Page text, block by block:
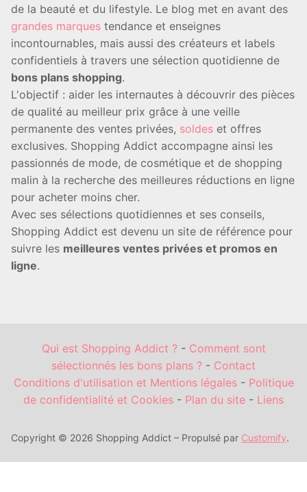
de la beauté et du lifestyle. Le blog met en avant des
grandes marques tendance et enseignes
incontournables, mais aussi des créateurs et labels
confidentiels à travers une sélection quotidienne de
bons plans shopping.
L'objectif : aider les internautes à découvrir des pièces
de qualité au meilleur prix grâce à une veille
permanente des ventes privées, soldes et offres
exclusives. Shopping Addict accompagne ainsi les
passionnés de mode, de cosmétique et de shopping
malin à la recherche des meilleures réductions en ligne
pour acheter moins cher.
Avec ses sélections quotidiennes et ses conseils,
Shopping Addict est devenu un site de référence pour
suivre les meilleures ventes privées et promos en
ligne.
Qui est Shopping Addict ?- Comment sont
sélectionnés les bons plans ? - Contact
Conditions d'utilisation et Mentions légales- Politique
de confidentialité et Cookies - Plan du site - Liens
Copyright © 2026 Shopping Addict – Propulsé par Customify.